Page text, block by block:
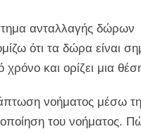
ανταλλαγής
ότι τα δώρα είναι
και ορίζει μια
νοήματος μέσω
του νοήματος.